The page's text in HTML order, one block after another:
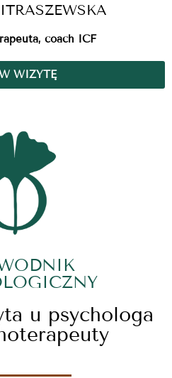
coach ICF
WIZYTĘ
u psychologa